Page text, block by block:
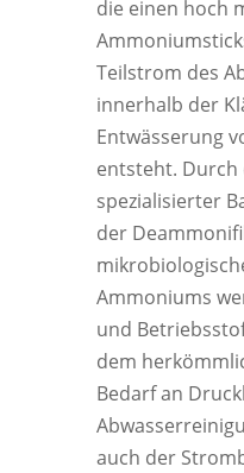
die einen hoch
Teilstrom des
innerhalb der
Entwässerung
entsteht. Durch
spezialisierter
der
Ammoniums
und
dem
Bedarf an
auch der